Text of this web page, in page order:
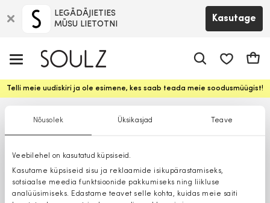
Nõusolek Üksikasjad Teave
Veebilehel on kasutatud küpsiseid.
Kasutame küpsiseid sisu ja reklaamide isikupärastamiseks,
sotsiaalse meedia funktsioonide pakkumiseks ning liikluse
analüüsimiseks. Edastame teavet selle kohta, kuidas meie saiti
LEGĀDĀJIETIES
MŪSU LIETOTNI
Kasutage
Telli meie uudiskiri ja ole esimene, kes saab teada meie soodusmüügist!